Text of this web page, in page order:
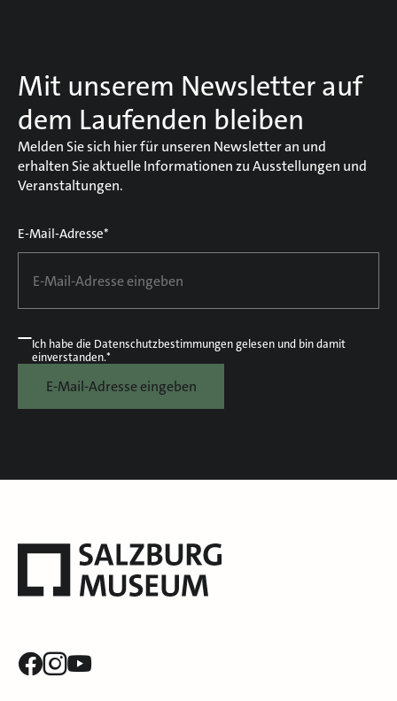
Mit unserem Newsletter auf
dem Laufenden bleiben
Melden Sie sich hier für unseren Newsletter an und
erhalten Sie aktuelle Informationen zu Ausstellungen und
Veranstaltungen.
E-Mail-Adresse*
Ich habe die Datenschutzbestimmungengelesen und bin damit
einverstanden.*
E-Mail-Adresse eingeben